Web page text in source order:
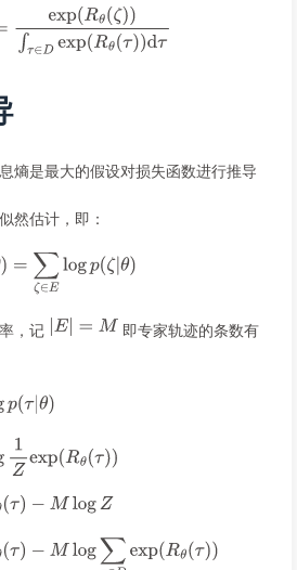
熵是最大的假设对损失函数进行推导
然估计，即：
，记
即专家轨迹的条数有